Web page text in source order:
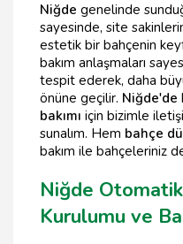
Niğde genelinde
sayesinde, site
estetik bir bahçenin
bakım anlaşmaları
tespit ederek, daha
önüne geçilir. Niğde'de
bakımı için bizimle
sunalım. Hem bahçe
bakım ile bahçeleriniz
Niğde
Kurulumu ve